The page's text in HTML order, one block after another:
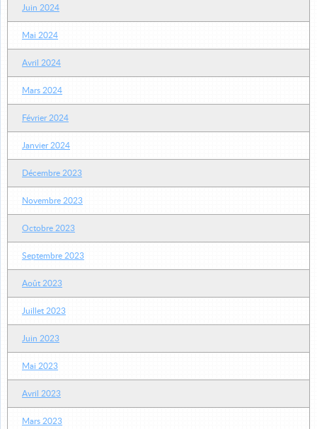
Juin 2024
Mai 2024
Avril 2024
Mars 2024
Février 2024
Janvier 2024
Décembre 2023
Novembre 2023
Octobre 2023
Septembre 2023
Août 2023
Juillet 2023
Juin 2023
Mai 2023
Avril 2023
Mars 2023